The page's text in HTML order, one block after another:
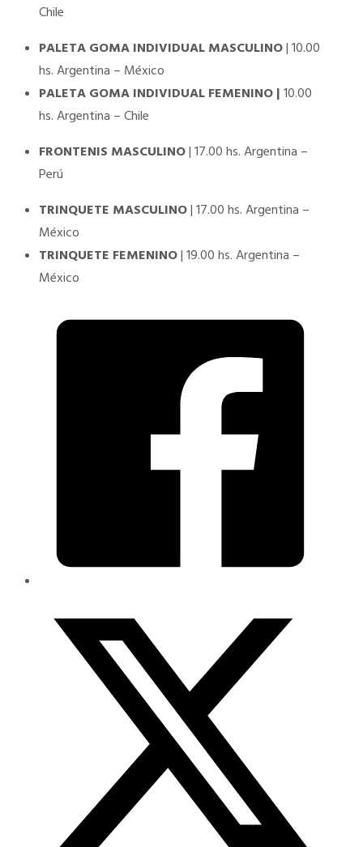
Chile
PALETA GOMA INDIVIDUAL MASCULINO| 10.00
hs. Argentina – México
PALETA GOMA INDIVIDUAL FEMENINO | 10.00
hs. Argentina – Chile
FRONTENIS MASCULINO| 17.00 hs. Argentina –
Perú
TRINQUETE MASCULINO| 17.00 hs. Argentina –
México
TRINQUETE FEMENINO| 19.00 hs. Argentina –
México